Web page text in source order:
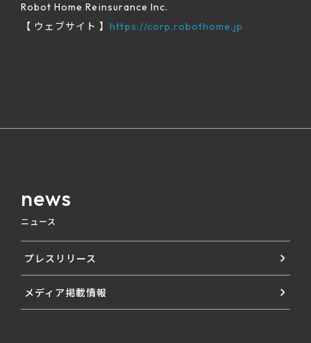
Robot Home Reinsurance Inc.
【 ウェブサイト 】https://corp.robothome.jp
news
ニュース
プレスリリース
メディア掲載情報